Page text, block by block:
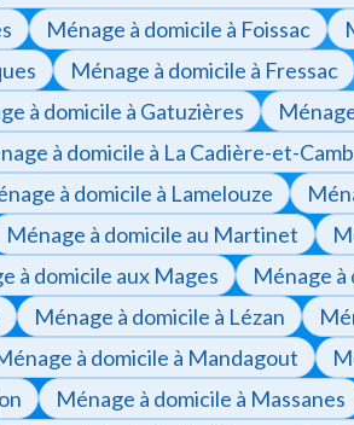
Ménage à domicile à Foissac
Ménage à domicile à Fressac
à domicile à Gatuzières
à domicile à La Cadière-et-
à domicile à Lamelouze
Ménage à domicile au Martinet
à domicile aux Mages Ménage à
Ménage à domicile à Lézan
à domicile à Mandagout
Ménage à domicile à Massanes